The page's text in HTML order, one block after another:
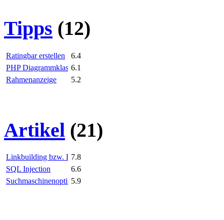
Tipps (12)
Ratingbar erstellen
6.4
PHP Diagrammklasse6.1
Rahmenanzeige
5.2
Artikel (21)
Linkbuilding bzw. Linkaufbau
7.8
SQL Injection
6.6
Suchmaschinenoptimierung (SEO)
5.9